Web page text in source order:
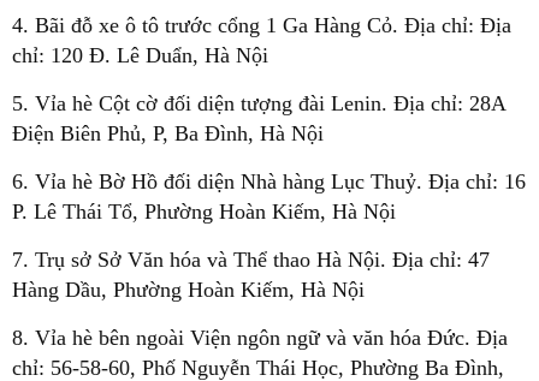
4. Bãi đỗ xe ô tô trước cổng 1 Ga Hàng Cỏ. Địa chỉ: Địa
chỉ: 120 Đ. Lê Duẩn, Hà Nội
5. Vỉa hè Cột cờ đối diện tượng đài Lenin. Địa chỉ: 28A
Điện Biên Phủ, P, Ba Đình, Hà Nội
6. Vỉa hè Bờ Hồ đối diện Nhà hàng Lục Thuỷ. Địa chỉ: 16
P. Lê Thái Tổ, Phường Hoàn Kiếm, Hà Nội
7. Trụ sở Sở Văn hóa và Thể thao Hà Nội. Địa chỉ: 47
Hàng Dầu, Phường Hoàn Kiếm, Hà Nội
8. Vỉa hè bên ngoài Viện ngôn ngữ và văn hóa Đức. Địa
chỉ: 56-58-60, Phố Nguyễn Thái Học, Phường Ba Đình,